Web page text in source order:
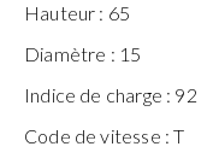
Hauteur : 65
Diamètre : 15
Indice de charge : 92
Code de vitesse : T